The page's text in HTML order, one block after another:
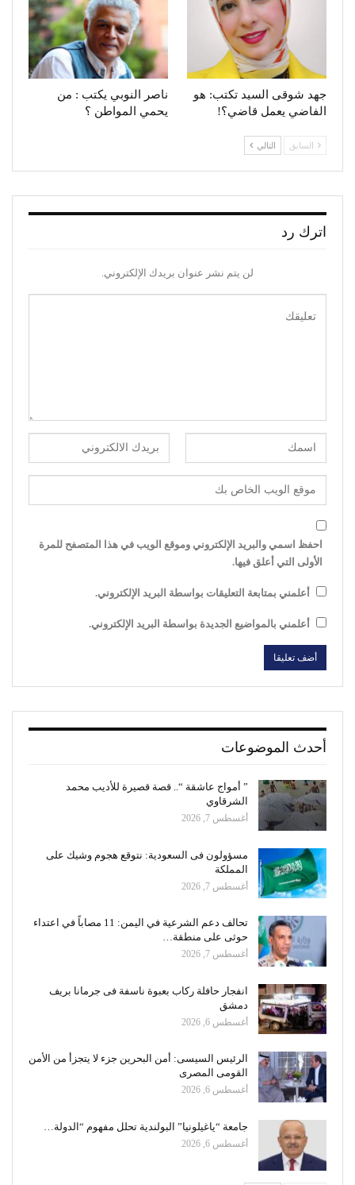
جهد شوقى السيد تكتب: هو
الفاضي يعمل قاضي؟!
ناصر النوبي يكتب : من
يحمي المواطن ؟
السابق التالي
اترك رد
لن يتم نشر عنوان بريدك الإلكتروني.
احفظ اسمي والبريد الإلكتروني وموقع الويب في هذا المتصفح للمرة
الأولى التي أعلق فيها.
أعلمني بمتابعة التعليقات بواسطة البريد الإلكتروني.
أعلمني بالمواضيع الجديدة بواسطة البريد الإلكتروني.
أحدث الموضوعات
” أمواج عاشقة “.. قصة قصيرة للأديب محمد
الشرقاوي
أغسطس 7, 2026
مسؤولون فى السعودية: نتوقع هجوم وشيك على
المملكة
أغسطس 7, 2026
تحالف دعم الشرعية في اليمن: 11 مصاباً في اعتداء
حوثى على منطقة…
أغسطس 7, 2026
انفجار حافلة ركاب بعبوة ناسفة فى جرمانا بريف
دمشق
أغسطس 6, 2026
الرئيس السيسى: أمن البحرين جزء لا يتجزأ من الأمن
القومى المصرى
أغسطس 6, 2026
جامعة “ياغيلونيا” البولندية تحلل مفهوم “الدولة…
أغسطس 6, 2026